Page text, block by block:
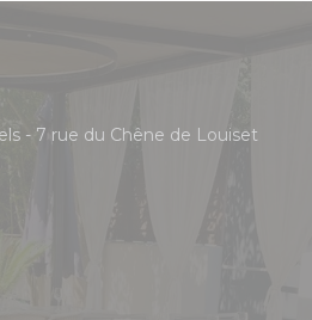
- 7 rue du Chêne de Louiset